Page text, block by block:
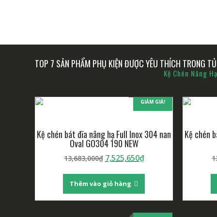
TOP 7 SẢN PHẨM PHỤ KIỆN ĐƯỢC YÊU THÍCH TRONG
Kệ Chén Nâng Hạ
GIẢM GIÁ!
Kệ chén bát đĩa nâng hạ Full Inox 304 nan
Oval GO304 190 NEW
13,683,000₫ Giá
là:
13,683,000₫.
7,525,650₫Giá
7,525,650₫.
Thêm vào giỏ hàng
Kệ chén